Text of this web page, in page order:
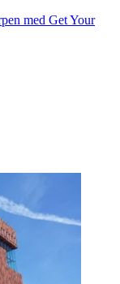
med Get Your